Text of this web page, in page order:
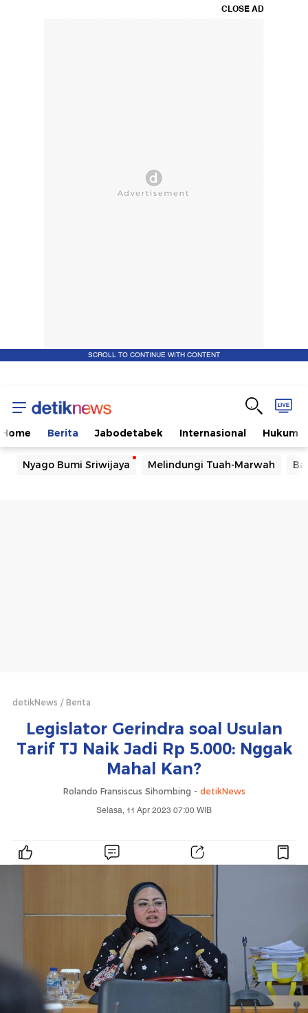
CLOSE AD
SCROLL TO CONTINUE WITH CONTENT
Home Berita Jabodetabek Internasional Hukum
Nyago Bumi Sriwijaya Melindungi Tuah-Marwah
detikNews Berita
Legislator Gerindra soal Usulan
Tarif TJ Naik Jadi Rp 5.000: Nggak
Mahal Kan?
Rolando Fransiscus Sihombing - detikNews
Selasa, 11 Apr 2023 07:00 WIB